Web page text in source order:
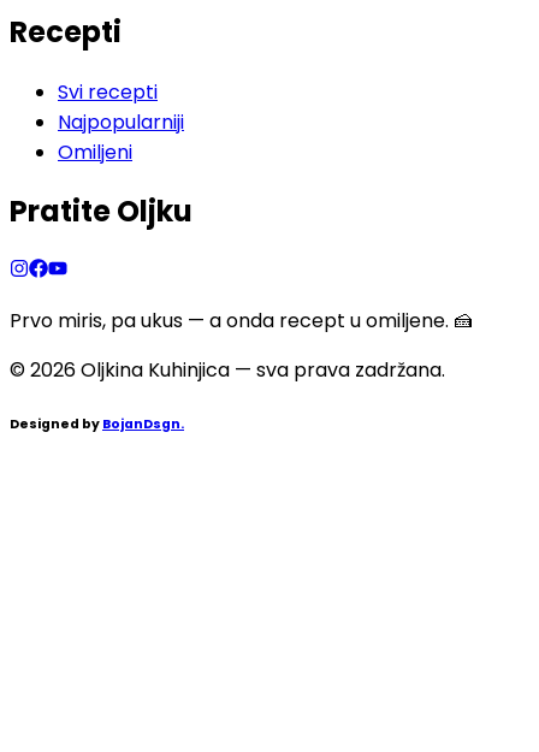
Recepti
Svi recepti
Najpopularniji
Omiljeni
Pratite Oljku
Prvo miris, pa ukus — a onda recept u omiljene. 🍰
©2026Oljkina Kuhinjica — sva prava zadržana.
Designed by BojanDsgn.